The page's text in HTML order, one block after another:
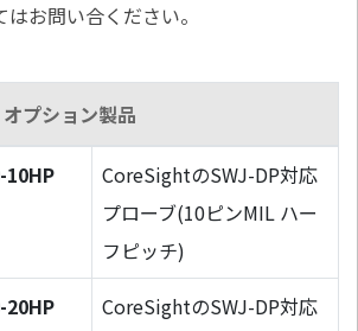
お問い合ください。
プション製品
10HP
CoreSightのSWJ-DP対応
プローブ(10ピンMIL ハー
フピッチ)
20HP
CoreSightのSWJ-DP対応